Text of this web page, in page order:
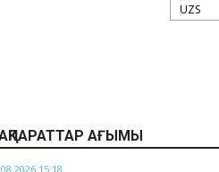
UZS
АҒЫМЫ
15:18